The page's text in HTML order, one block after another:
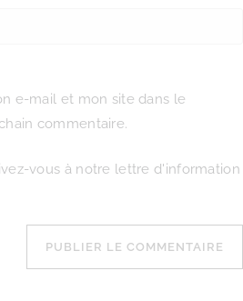
e-mail et mon site dans le
commentaire.
vous à notre lettre d'information